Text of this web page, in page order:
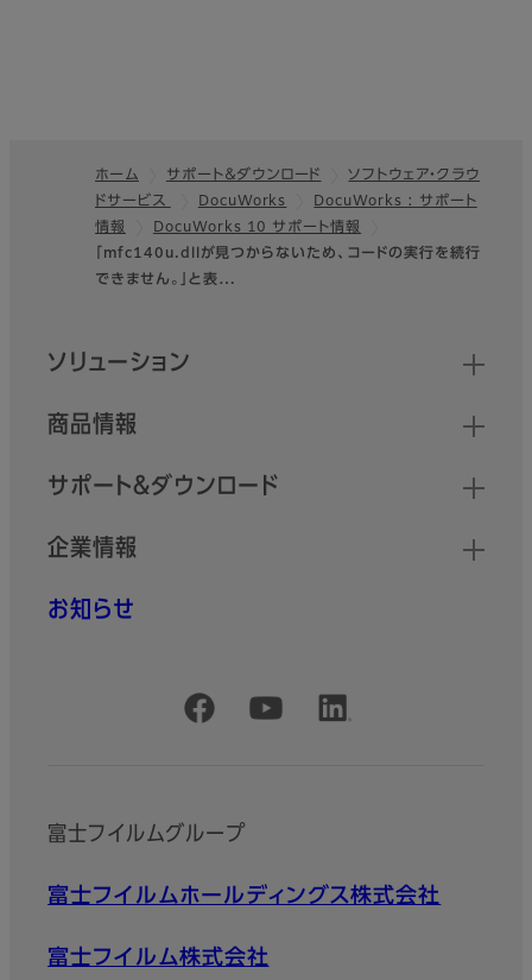
フッター
ホーム サポート＆ダウンロード
ソフトウェア・クラウ
ドサービス
DocuWorks
DocuWorks : サポート
情報
DocuWorks 10 サポート情報
「mfc140u.dllが見つからないため、コードの実行を続行
できません。」と表…
クイックリンク
ソリューション
商品情報
サポート＆ダウンロード
企業情報
お知らせ
公式SNSアカウント
富士フイルムグループ
富士フイルムホールディングス株式会社
富士フイルム株式会社